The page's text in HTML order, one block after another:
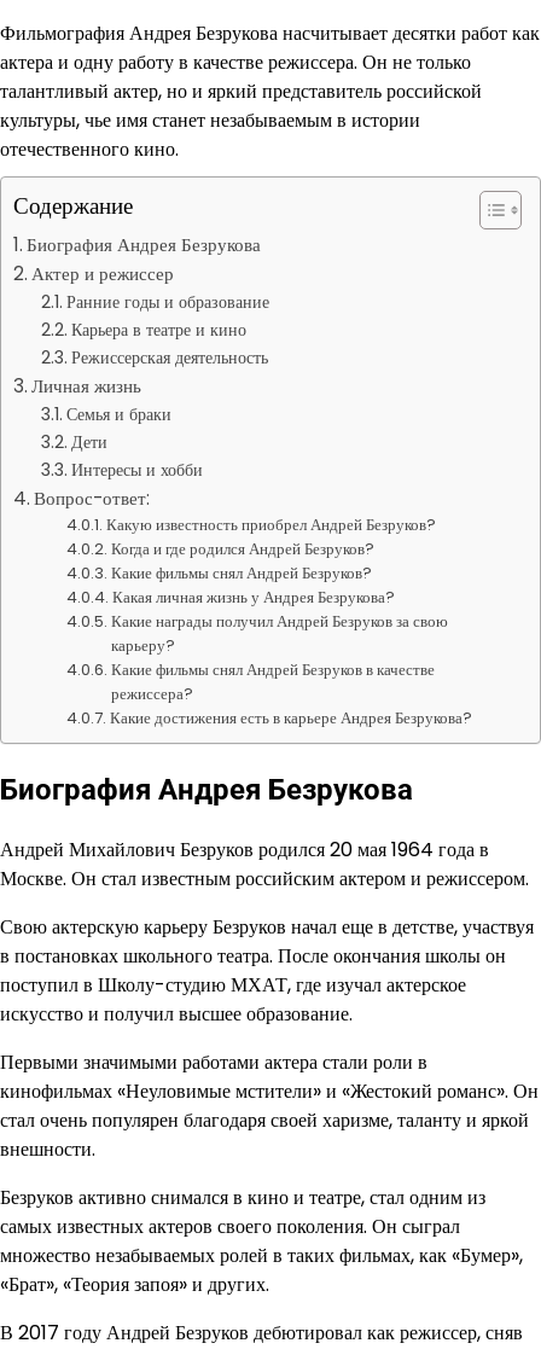
Фильмография Андрея Безрукова насчитывает десятки работ как
актера и одну работу в качестве режиссера. Он не только
талантливый актер, но и яркий представитель российской
культуры, чье имя станет незабываемым в истории
отечественного кино.
Содержание
Биография Андрея Безрукова
Актер и режиссер
Ранние годы и образование
Карьера в театре и кино
Режиссерская деятельность
Личная жизнь
Семья и браки
Дети
Интересы и хобби
Вопрос-ответ:
Какую известность приобрел Андрей Безруков?
Когда и где родился Андрей Безруков?
Какие фильмы снял Андрей Безруков?
Какая личная жизнь у Андрея Безрукова?
Какие награды получил Андрей Безруков за свою
карьеру?
Какие фильмы снял Андрей Безруков в качестве
режиссера?
Какие достижения есть в карьере Андрея Безрукова?
Биография Андрея Безрукова
Андрей Михайлович Безруков родился 20 мая 1964 года в
Москве. Он стал известным российским актером и режиссером.
Свою актерскую карьеру Безруков начал еще в детстве, участвуя
в постановках школьного театра. После окончания школы он
поступил в Школу-студию МХАТ, где изучал актерское
искусство и получил высшее образование.
Первыми значимыми работами актера стали роли в
кинофильмах «Неуловимые мстители» и «Жестокий романс». Он
стал очень популярен благодаря своей харизме, таланту и яркой
внешности.
Безруков активно снимался в кино и театре, стал одним из
самых известных актеров своего поколения. Он сыграл
множество незабываемых ролей в таких фильмах, как «Бумер»,
«Брат», «Теория запоя» и других.
В 2017 году Андрей Безруков дебютировал как режиссер, сняв